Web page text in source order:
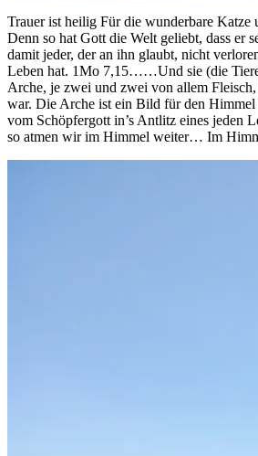
Trauer ist heilig Für die wunderbare Katze
Denn so hat Gott die Welt geliebt, dass er
damit jeder, der an ihn glaubt, nicht
Leben hat. 1Mo 7,15……Und sie (die
Arche, je zwei und zwei von allem
war. Die Arche ist ein Bild für den Himmel
vom Schöpfergott in’s Antlitz eines jeden
so atmen wir im Himmel weiter… Im